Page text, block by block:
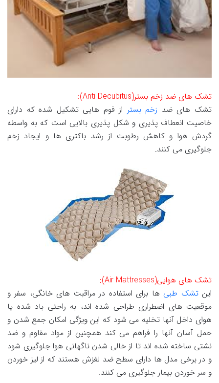
تشک های ضد زخم بستر(Anti-Decubitus):
تشک های ضد زخم بستر از فوم هایی تشکیل شده که دارای
خاصیت انعطاف پذیری و شکل پذیری بالایی است که به واسطه
گردش هوا و کاهش رطوبت از رشد باکتری ها و ایجاد زخم
جلوگیری می کنند.
تشک های هوایی(Air Mattresses):
اینتشک طبیها برای استفاده در مراقبت های خانگی، سفر و
موقعیت های اضطراری طراحی شده اند، به راحتی باد شده یا
هوای داخل آنها تخلیه می شود که این ویژگی امکان جمع شدن و
حمل آسان آنها را فراهم می کند همچنین از مواد مقاوم و ضد
نشتی ساخته شده اند تا از خالی شدن ناگهانی هوا جلوگیری شود
و در برخی مدل ها دارای سطح ضد لغزش هستند که از لیز خوردن
و سر خوردن بیمار جلوگیری می کنند.